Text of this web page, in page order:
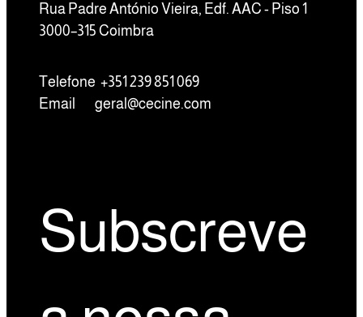
Rua Padre António Vieira, Edf. AAC - Piso 1
3000–315 Coimbra
Telefone +351 239 851 069
Email geral@cecine.com
Subscreve